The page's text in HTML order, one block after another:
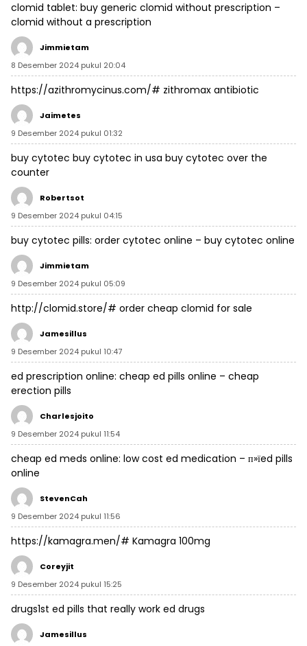
clomid tablet: buy generic clomid without prescription –
clomid without a prescription
Jimmietam
8 Desember 2024 pukul 20:04
https://azithromycinus.com/# zithromax antibiotic
Jaimetes
9 Desember 2024 pukul 01:32
buy cytotec buy cytotec in usa buy cytotec over the
counter
Robertsot
9 Desember 2024 pukul 04:15
buy cytotec pills: order cytotec online – buy cytotec online
Jimmietam
9 Desember 2024 pukul 05:09
http://clomid.store/# order cheap clomid for sale
Jamesillus
9 Desember 2024 pukul 10:47
ed prescription online: cheap ed pills online – cheap
erection pills
Charlesjoito
9 Desember 2024 pukul 11:54
cheap ed meds online: low cost ed medication – п»їed pills
online
StevenCah
9 Desember 2024 pukul 11:56
https://kamagra.men/# Kamagra 100mg
Coreyjit
9 Desember 2024 pukul 15:25
drugs1st ed pills that really work ed drugs
Jamesillus